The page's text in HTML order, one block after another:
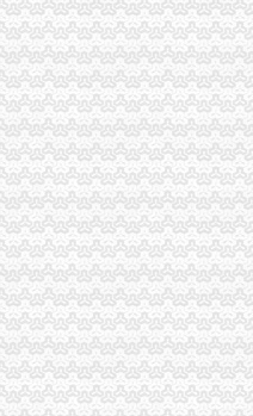
安一账通
易软件！免费注册、下载
变更|城补缴社保|城股
费财税顾问-绍兴58同城
58同城
注册方法_西西软件资讯
用【成功率近97%！】
-福田华北易登网